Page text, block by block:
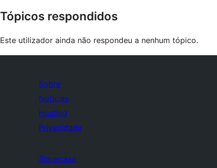
Tópicos respondidos
Este utilizador ainda não respondeu a nenhum tópico.
Sobre
Notícias
Hosting
Privacidade
Showcase